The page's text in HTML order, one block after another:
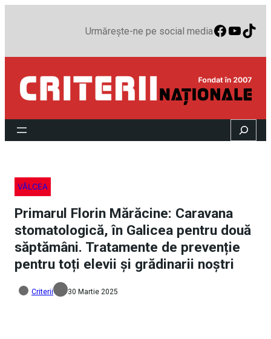
Urmărește-ne pe social media
Search
VÂLCEA
Primarul Florin Mărăcine: Caravana
stomatologică, în Galicea pentru două
săptămâni. Tratamente de prevenție
pentru toți elevii și grădinarii noștri
Criterii 30 Martie 2025